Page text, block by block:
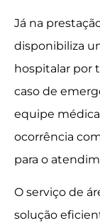
Já na
disponibiliza
hospitalar por
caso de
equipe médica
ocorrência
para o
O serviço de
solução